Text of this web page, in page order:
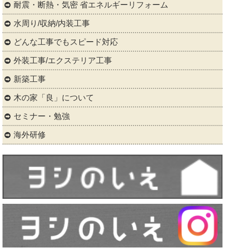
耐震・断熱・気密 省エネルギーリフォーム
水周り/収納/内装工事
どんな工事でもスピード対応
外装工事/エクステリア工事
新築工事
木の家「良」について
セミナー・勉強
海外研修